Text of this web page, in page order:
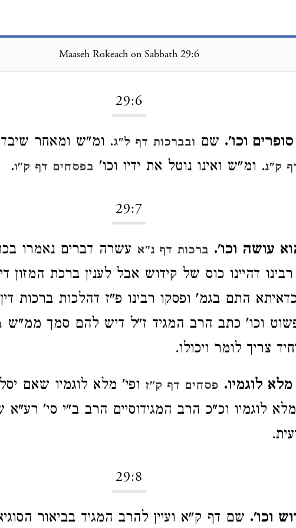
Maaseh Rokeach on Sabbath 29:6
29:6
וכו'. שם ובברכות דף ל"ג. ומ"ש ומאחר
ק"נ. ומ"ש ואינו נוטל את ידיו וכו' בפסחים דף ק"ו.
29:7
עושה וכו'. ברכות דף נ"א עשרה דברים נאמרו
דהיינו כוס של קידוש אבל לענין ברכת המזון
התם בגמ' ופסקו רבינו פ"ז דהלכות ברכות
וכו' כתב הרב המגיד ז"ל דיש להם סמך ממ"ש
צריך לומר ויכולו.
לוגמיו. פסחים דף ק"ז ופי' מלא לוגמיו שאם
לוגמיו וכ"כ הרב המגידוסיים הרב ב"י סי' רע"א
29:8
וכו'. שם דף ק"א ועיין להרב המגיד בביאור